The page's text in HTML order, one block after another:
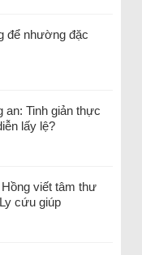
để nhường đặc
an: Tinh giản thực
lấy lệ?
viết tâm thư
cứu giúp